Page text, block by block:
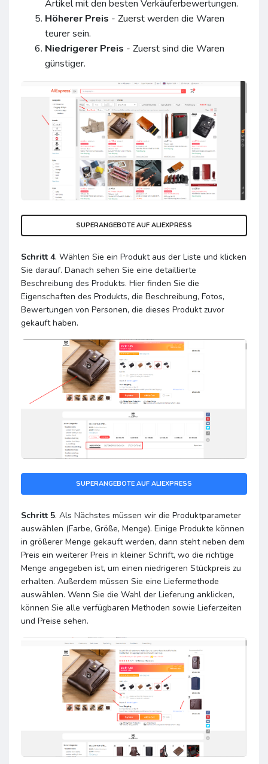
Artikel mit den besten Verkäuferbewertungen.
Höherer Preis - Zuerst werden die Waren
teurer sein.
Niedrigerer Preis - Zuerst sind die Waren
günstiger.
SUPERANGEBOTE AUF ALIEXPRESS
Schritt 4. Wählen Sie ein Produkt aus der Liste und klicken
Sie darauf. Danach sehen Sie eine detaillierte
Beschreibung des Produkts. Hier finden Sie die
Eigenschaften des Produkts, die Beschreibung, Fotos,
Bewertungen von Personen, die dieses Produkt zuvor
gekauft haben.
SUPERANGEBOTE AUF ALIEXPRESS
Schritt 5. Als Nächstes müssen wir die Produktparameter
auswählen (Farbe, Größe, Menge). Einige Produkte können
in größerer Menge gekauft werden, dann steht neben dem
Preis ein weiterer Preis in kleiner Schrift, wo die richtige
Menge angegeben ist, um einen niedrigeren Stückpreis zu
erhalten. Außerdem müssen Sie eine Liefermethode
auswählen. Wenn Sie die Wahl der Lieferung anklicken,
können Sie alle verfügbaren Methoden sowie Lieferzeiten
und Preise sehen.